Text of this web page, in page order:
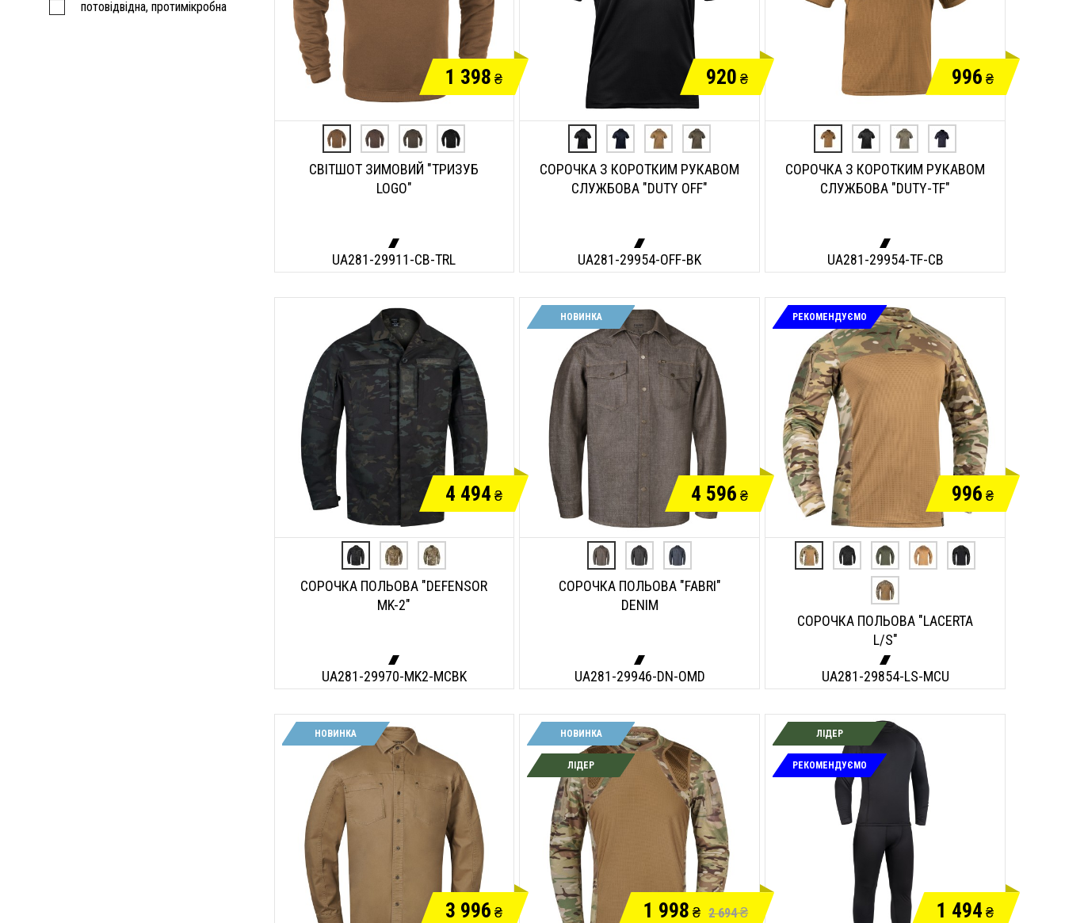
потовідвідна, протимікробна
1 398 ₴
СВІТШОТ ЗИМОВИЙ "ТРИЗУБ
LOGO"
UA281-29911-CB-TRL
920 ₴
СОРОЧКА З КОРОТКИМ РУКАВОМ
СЛУЖБОВА "DUTY OFF"
UA281-29954-OFF-BK
996 ₴
СОРОЧКА З КОРОТКИМ РУКАВОМ
СЛУЖБОВА "DUTY-TF"
UA281-29954-TF-CB
4 494 ₴
СОРОЧКА ПОЛЬОВА "DEFENSOR
MK-2"
UA281-29970-MK2-MCBK
НОВИНКА
4 596 ₴
СОРОЧКА ПОЛЬОВА "FABRI"
DENIM
UA281-29946-DN-OMD
РЕКОМЕНДУЄМО
996 ₴
СОРОЧКА ПОЛЬОВА "LACERTA
L/S"
UA281-29854-LS-MCU
НОВИНКА
3 996 ₴
НОВИНКА
ЛІДЕР
1 998 ₴ 2 694₴
ЛІДЕР
РЕКОМЕНДУЄМО
1 494 ₴